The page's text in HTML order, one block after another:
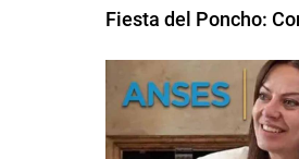
Fiesta del Poncho: